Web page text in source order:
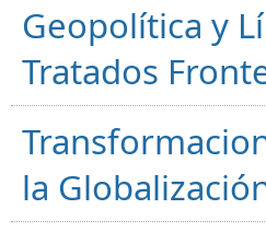
Geopolítica y
Tratados
la